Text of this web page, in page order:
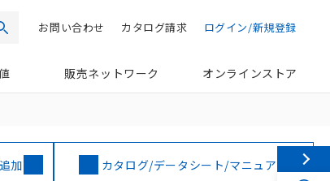
検索 ログイン/新規登録
カタログ請求
お問い合わせ
販売ネットワーク オンラインストア
加 カタログ/データシート/マニュアル